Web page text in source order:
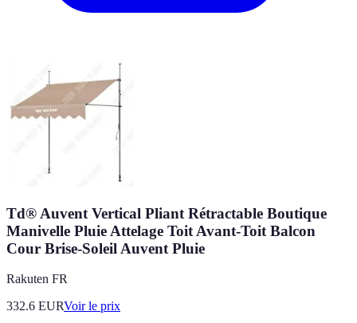
Td® Auvent Vertical Pliant Rétractable Boutique
Manivelle Pluie Attelage Toit Avant-Toit Balcon
Cour Brise-Soleil Auvent Pluie
Rakuten FR
332.6 EURVoir le prix